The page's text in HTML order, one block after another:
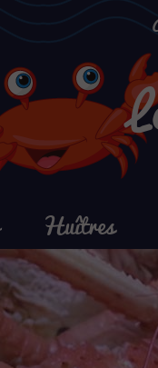
Huîtres